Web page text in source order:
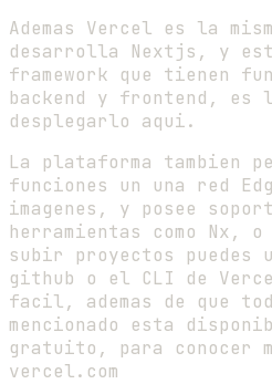
Ademas Vercel es la
desarrolla Nextjs, y
framework que tienen
backend y frontend, es
desplegarlo aqui.
La plataforma tambien
funciones un una red
imagenes, y posee
herramientas como Nx,
subir proyectos puedes
github o el CLI de
facil, ademas de que
mencionado esta
gratuito, para conocer
vercel.com